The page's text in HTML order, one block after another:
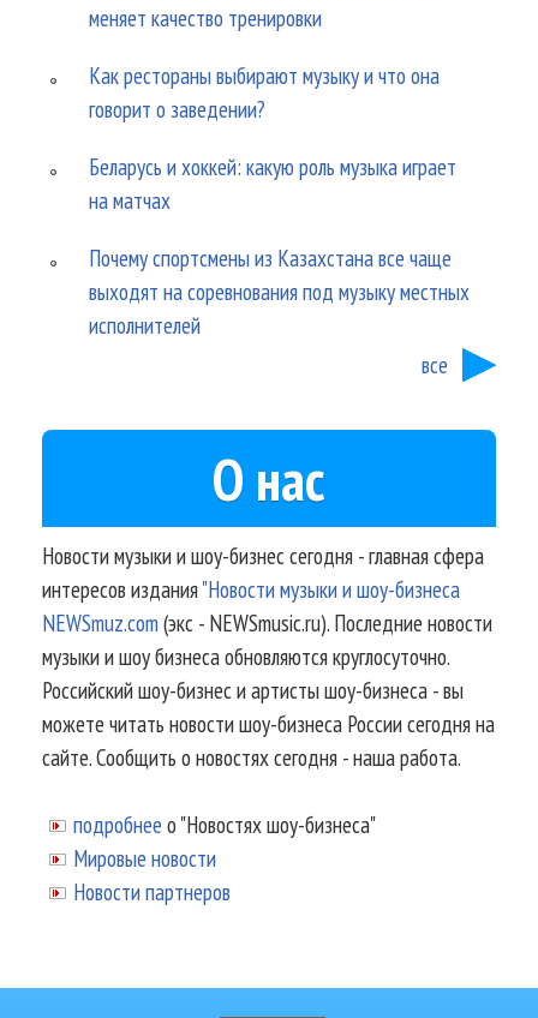
меняет качество тренировки
Как рестораны выбирают музыку и что она
говорит о заведении?
Беларусь и хоккей: какую роль музыка играет
на матчах
Почему спортсмены из Казахстана все чаще
выходят на соревнования под музыку местных
исполнителей
все
О нас
Новости музыки и шоу-бизнес сегодня - главная сфера
интересов издания"Новости музыки и шоу-бизнеса
NEWSmuz.com(экс - NEWSmusic.ru). Последние новости
музыки и шоу бизнеса обновляются круглосуточно.
Российский шоу-бизнес и артисты шоу-бизнеса - вы
можете читать новости шоу-бизнеса России сегодня на
сайте. Сообщить о новостях сегодня - наша работа.
подробнее о "Новостях шоу-бизнеса"
Мировые новости
Новости партнеров